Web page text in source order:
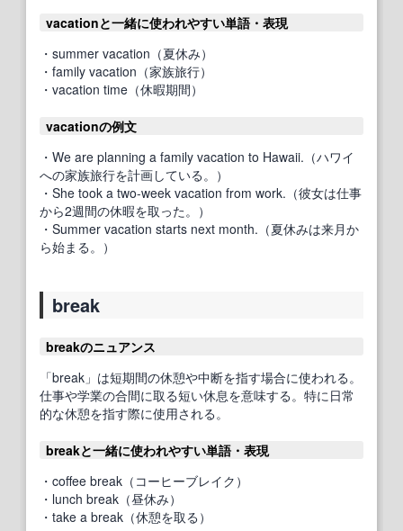
vacationと一緒に使われやすい単語・表現
・summer vacation（夏休み）
・family vacation（家族旅行）
・vacation time（休暇期間）
vacationの例文
・We are planning a family vacation to Hawaii.（ハワイ
への家族旅行を計画している。）
・She took a two-week vacation from work.（彼女は仕事
から2週間の休暇を取った。）
・Summer vacation starts next month.（夏休みは来月か
ら始まる。）
break
breakのニュアンス
「break」は短期間の休憩や中断を指す場合に使われる。
仕事や学業の合間に取る短い休息を意味する。特に日常
的な休憩を指す際に使用される。
breakと一緒に使われやすい単語・表現
・coffee break（コーヒーブレイク）
・lunch break（昼休み）
・take a break（休憩を取る）